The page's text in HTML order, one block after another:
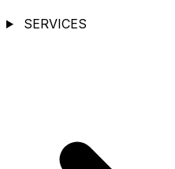
SERVICES